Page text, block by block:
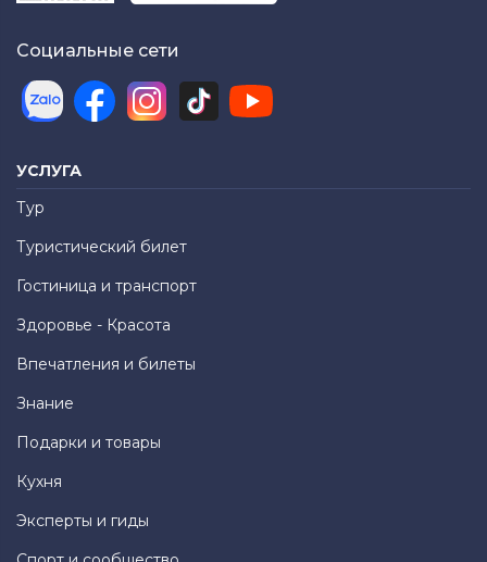
Социальные сети
УСЛУГА
Тур
Туристический билет
Гостиница и транспорт
Здоровье - Красота
Впечатления и билеты
Знание
Подарки и товары
Кухня
Эксперты и гиды